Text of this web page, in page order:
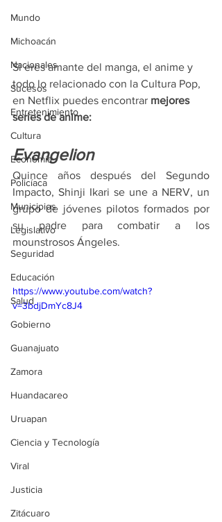
Mundo
Michoacán
Nacionales
Sucesos
Entretenimiento
Cultura
Economía
Policíaca
Municipios
Legislativo
Seguridad
Educación
Salud
Gobierno
Guanajuato
Zamora
Huandacareo
Uruapan
Ciencia y Tecnología
Viral
Justicia
Zitácuaro
Si eres amante del manga, el anime y
todo lo relacionado con la Cultura Pop,
en Netflix puedes encontrar mejores
series de anime:
Evangelion
Quince años después del Segundo
Impacto, Shinji Ikari se une a NERV, un
grupo de jóvenes pilotos formados por
su padre para combatir a los
mounstrosos Ángeles.
https://www.youtube.com/watch?
v=3bdjDmYc8J4